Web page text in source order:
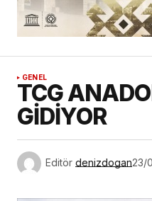
GENEL
TCG
GİDİYOR
Editör denizdogan23/